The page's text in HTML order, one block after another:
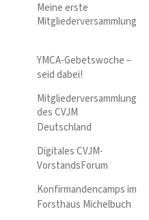
Meine erste
Mitgliederversammlung
YMCA-Gebetswoche –
seid dabei!
Mitgliederversammlung
des CVJM
Deutschland
Digitales CVJM-
VorstandsForum
Konfirmandencamps im
Forsthaus Michelbuch